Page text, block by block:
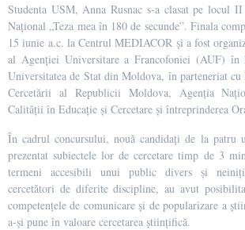
Studenta USM, Anna Rusnac s-a clasat pe locul
Național „Teza mea în 180 de secunde”. Finala
15 iunie a.c. la Centrul MEDIACOR și a fost
al Agenției Universitare a Francofoniei (AUF) în
Universitatea de Stat din Moldova, în parteneriat
Cercetării al Republicii Moldova, Agenția
Calității în Educație și Cercetare și întreprinderea
În cadrul concursului, nouă candidați de la patru
prezentat subiectele lor de cercetare timp de 3
termeni accesibili unui public divers și
cercetători de diferite discipline, au avut
competențele de comunicare și de popularizare a
a-și pune în valoare cercetarea științifică.